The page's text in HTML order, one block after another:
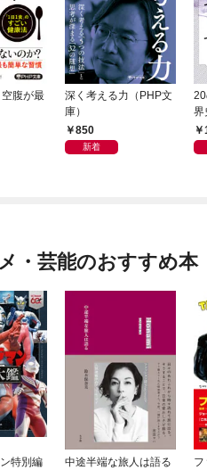
腹が最
深く考える力（PHP文
庫）
850
新着
界
・芸能のおすすめ本
特別編
中途半端な旅人は語る
フ